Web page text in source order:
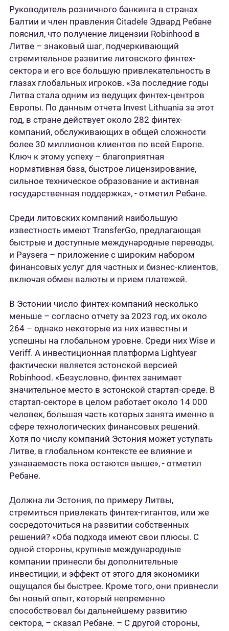
Руководитель розничного банкинга в странах
Балтии и член правления Citadele Эдвард Ребане
пояснил, что получение лицензии Robinhood в
Литве – знаковый шаг, подчеркивающий
стремительное развитие литовского финтех-
сектора и его все большую привлекательность в
глазах глобальных игроков. «За последние годы
Литва стала одним из ведущих финтех-центров
Европы. По данным отчета Invest Lithuania за этот
год, в стране действует около 282 финтех-
компаний, обслуживающих в общей сложности
более 30 миллионов клиентов по всей Европе.
Ключ к этому успеху – благоприятная
нормативная база, быстрое лицензирование,
сильное техническое образование и активная
государственная поддержка», - отметил Ребане.
Среди литовских компаний наибольшую
известность имеют TransferGo, предлагающая
быстрые и доступные международные переводы,
и Paysera – приложение с широким набором
финансовых услуг для частных и бизнес-клиентов,
включая обмен валюты и прием платежей.
В Эстонии число финтех-компаний несколько
меньше – согласно отчету за 2023 год, их около
264 – однако некоторые из них известны и
успешны на глобальном уровне. Среди них Wise и
Veriff. А инвестиционная платформа Lightyear
фактически является эстонской версией
Robinhood. «Безусловно, финтех занимает
значительное место в эстонской стартап-среде. В
стартап-секторе в целом работает около 14 000
человек, большая часть которых занята именно в
сфере технологических финансовых решений.
Хотя по числу компаний Эстония может уступать
Литве, в глобальном контексте ее влияние и
узнаваемость пока остаются выше», - отметил
Ребане.
Должна ли Эстония, по примеру Литвы,
стремиться привлекать финтех-гигантов, или же
сосредоточиться на развитии собственных
решений? «Оба подхода имеют свои плюсы. С
одной стороны, крупные международные
компании принесли бы дополнительные
инвестиции, и эффект от этого для экономики
ощущался бы быстрее. Кроме того, они привнесли
бы новый опыт, который непременно
способствовал бы дальнейшему развитию
сектора, – сказал Ребане. – С другой стороны,